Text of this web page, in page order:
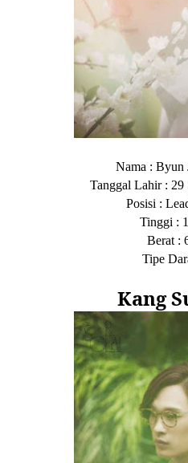
Nama : Byun
Tanggal Lahir: 29
Posisi :
Tinggi :
Berat :
Tipe
Kang